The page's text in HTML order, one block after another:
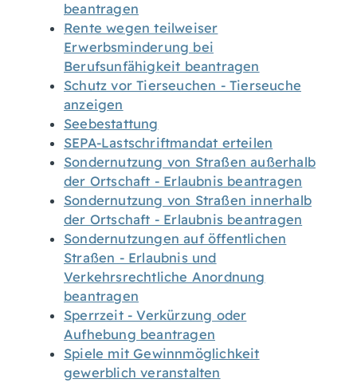
beantragen
Rente wegen teilweiser
Erwerbsminderung bei
Berufsunfähigkeit beantragen
Schutz vor Tierseuchen - Tierseuche
anzeigen
Seebestattung
SEPA-Lastschriftmandat erteilen
Sondernutzung von Straßen außerhalb
der Ortschaft - Erlaubnis beantragen
Sondernutzung von Straßen innerhalb
der Ortschaft - Erlaubnis beantragen
Sondernutzungen auf öffentlichen
Straßen - Erlaubnis und
Verkehrsrechtliche Anordnung
beantragen
Sperrzeit - Verkürzung oder
Aufhebung beantragen
Spiele mit Gewinnmöglichkeit
gewerblich veranstalten